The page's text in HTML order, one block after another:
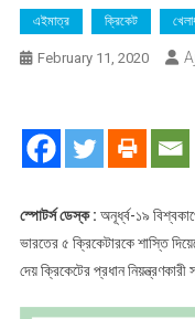
এইমাত্র ক্রিকেট
February 11, 2020
স্পোটর্স ডেস্ক : অনূর্ধ্ব-১৯
ভারতের ৫ ক্রিকেটারকে শাস্তি
দেয় ক্রিকেটের প্রধান নিয়ন্ত্রণকারী